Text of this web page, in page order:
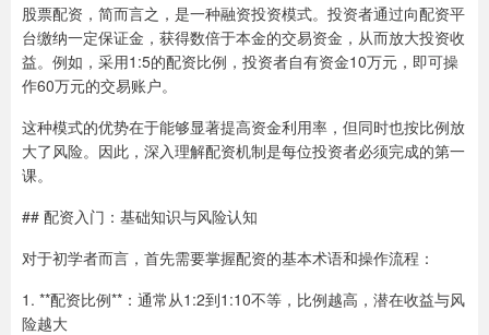
股票配资，简而言之，是一种融资投资模式。投资者通过向配资平
台缴纳一定保证金，获得数倍于本金的交易资金，从而放大投资收
益。例如，采用1:5的配资比例，投资者自有资金10万元，即可操
作60万元的交易账户。
这种模式的优势在于能够显著提高资金利用率，但同时也按比例放
大了风险。因此，深入理解配资机制是每位投资者必须完成的第一
课。
## 配资入门：基础知识与风险认知
对于初学者而言，首先需要掌握配资的基本术语和操作流程：
1. **配资比例**：通常从1:2到1:10不等，比例越高，潜在收益与风
险越大